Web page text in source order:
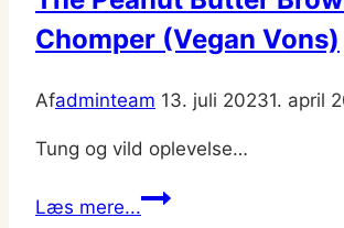
Chomper (Vegan Vons)
Afadminteam 13. juli 20231. april
Tung og vild oplevelse…
Læs mere...The